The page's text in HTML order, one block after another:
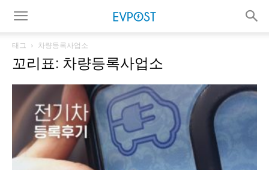
태그 차량등록사업소
꼬리표: 차량등록사업소